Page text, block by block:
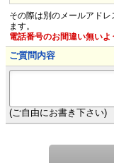
その際は別のメールアド
ます。
電話番号のお間違い無いよ
ご質問内容
(ご自由にお書き下さい)